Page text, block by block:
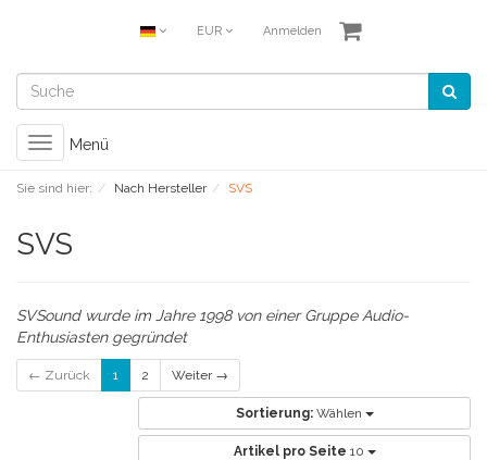
EUR Anmelden
Toggle
navigation
Menü
Sie sind hier: Nach Hersteller SVS
SVS
SVSound wurde im Jahre 1998 von einer Gruppe Audio-
Enthusiasten gegründet
← Zurück 1 2 Weiter →
Sortierung: Wählen
Artikel pro Seite 10